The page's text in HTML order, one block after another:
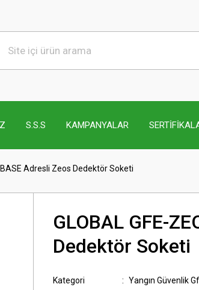
S.S.S KAMPANYALAR
BASE Adresli Zeos Dedektör Soketi
GLOBAL GFE-
Dedektör Soketi
Kategori
Yangın Güvenlik